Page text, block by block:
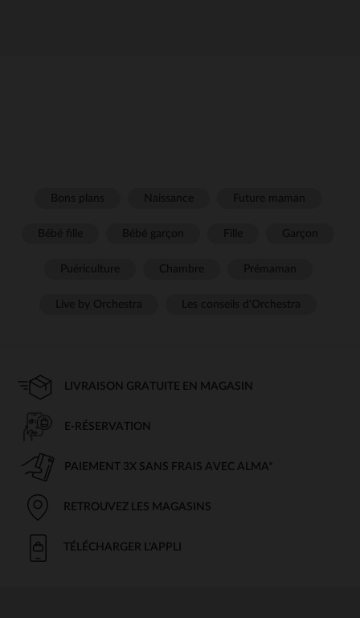
LIVRAISON GRATUITE EN MAGASIN
E-RÉSERVATION
PAIEMENT 3X SANS FRAIS AVEC ALMA*
RETROUVEZ LES MAGASINS
TÉLÉCHARGER L'APPLI